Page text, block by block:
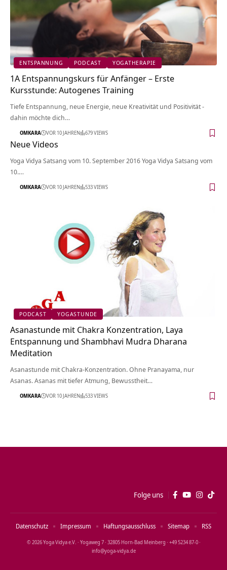
ENTSPANNUNG PODCAST YOGATHERAPIE
1A Entspannungskurs für Anfänger – Erste
Kursstunde: Autogenes Training
Tiefe Entspannung, neue Energie, neue Kreativität und Positivität -
dahin möchte dich…
OMKARA VOR 10 JAHREN 679 VIEWS
Neue Videos
Yoga Vidya Satsang vom 10. September 2016 Yoga Vidya Satsang vom
10.…
OMKARA VOR 10 JAHREN 533 VIEWS
PODCAST YOGASTUNDE
Asanastunde mit Chakra Konzentration, Laya
Entspannung und Shambhavi Mudra Dharana
Meditation
Asanastunde mit Chakra-Konzentration. Ohne Pranayama, nur
Asanas. Asanas mit tiefer Atmung, Bewusstheit…
OMKARA VOR 10 JAHREN 533 VIEWS
Folge uns
© 2026 Yoga Vidya e.V. · Yogaweg 7 · 32805 Horn‑Bad Meinberg · +49 5234 87‑0 ·
info@yoga‑vidya.de
Datenschutz Impressum Haftungsausschluss Sitemap RSS